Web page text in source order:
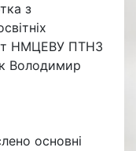
з
НМЦЕВУ ПТНЗ
Володимир
основні